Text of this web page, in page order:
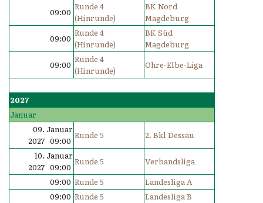
09:00
Runde 4
(Hinrunde)
BK Nord
Magdeburg
09:00
Runde 4
(Hinrunde)
BK Süd
Magdeburg
09:00
Runde 4
(Hinrunde)
Ohre-Elbe-Liga
2027
Januar
09. Januar
2027 09:00
Runde 5
2. Bkl Dessau
10. Januar
2027 09:00
Runde 5
Verbandsliga
09:00 Runde 5
Landesliga A
09:00 Runde 5 Landesliga B